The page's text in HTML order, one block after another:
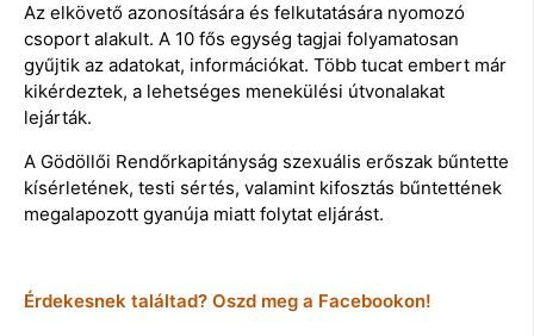
Az elkövető azonosítására és felkutatására nyomozó
csoport alakult. A 10 fős egység tagjai folyamatosan
gyűjtik az adatokat, információkat. Több tucat embert már
kikérdeztek, a lehetséges menekülési útvonalakat
lejárták.
A Gödöllői Rendőrkapitányság szexuális erőszak bűntette
kísérletének, testi sértés, valamint kifosztás bűntettének
megalapozott gyanúja miatt folytat eljárást.
Érdekesnek találtad? Oszd meg a Facebookon!